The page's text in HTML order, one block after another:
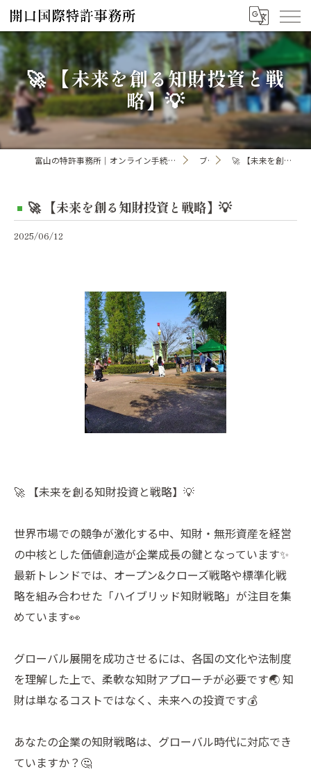
🚀 【未来を創る知財投資と戦
略】💡
富山の特許事務所｜オンライン手続き・申請・出願なら「開口国際特許事務所」 ブログ 🚀 【未来を創る知財投資と戦略】💡
🚀 【未来を創る知財投資と戦略】💡
2025/06/12
🚀 【未来を創る知財投資と戦略】💡
世界市場での競争が激化する中、知財・無形資産を経営
の中核とした価値創造が企業成長の鍵となっています✨
最新トレンドでは、オープン&クローズ戦略や標準化戦
略を組み合わせた「ハイブリッド知財戦略」が注目を集
めています👀
グローバル展開を成功させるには、各国の文化や法制度
を理解した上で、柔軟な知財アプローチが必要です🌏 知
財は単なるコストではなく、未来への投資です💰
あなたの企業の知財戦略は、グローバル時代に対応でき
ていますか？🤔